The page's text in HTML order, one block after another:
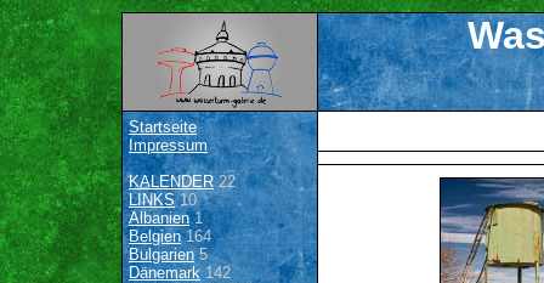
Startseite
Impressum
KALENDER22
LINKS10
Albanien1
Belgien164
Bulgarien 5
Dänemark142